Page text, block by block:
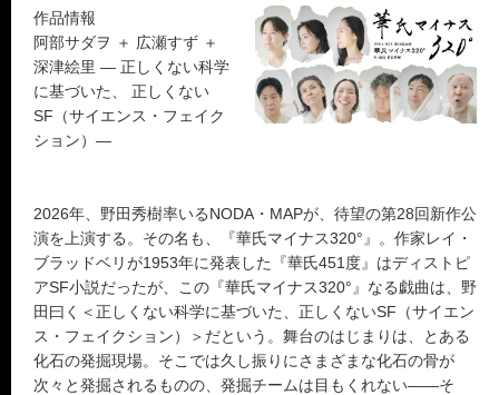
作品情報
阿部サダヲ ＋ 広瀬すず ＋
深津絵里 ― 正しくない科学
に基づいた、 正しくない
SF（サイエンス・フェイク
ション）―
2026年、野田秀樹率いるNODA・MAPが、待望の第28回新作公
演を上演する。その名も、『華氏マイナス320°』。作家レイ・
ブラッドベリが1953年に発表した『華氏451度』はディストピ
アSF小説だったが、この『華氏マイナス320°』なる戯曲は、野
田曰く＜正しくない科学に基づいた、正しくないSF（サイエン
ス・フェイクション）＞だという。舞台のはじまりは、とある
化石の発掘現場。そこでは久し振りにさまざまな化石の骨が
次々と発掘されるものの、発掘チームは目もくれない――そ